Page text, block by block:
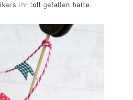
ihr toll gefallen hätte.